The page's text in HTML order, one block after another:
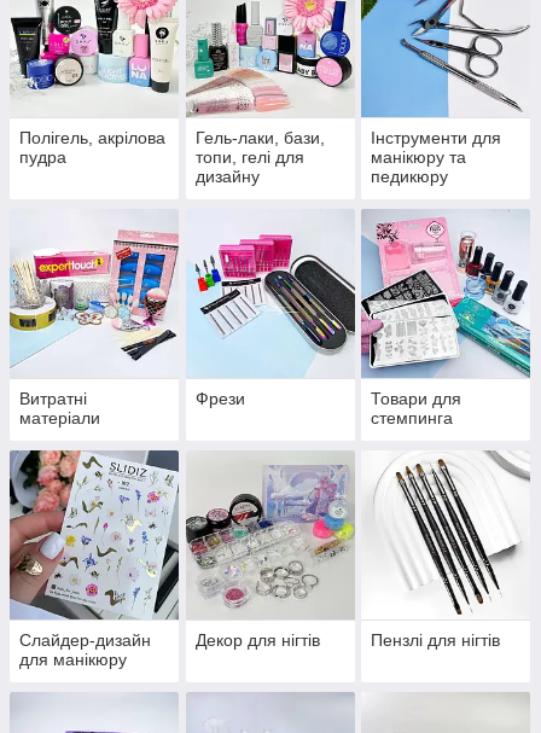
Полігель, акрілова
пудра
Гель-лаки, бази,
топи, гелі для
дизайну
Інструменти для
манікюру та
педикюру
Витратні
матеріали
Фрези
Товари для
стемпинга
Слайдер-дизайн
для манікюру
Декор для нігтів Пензлі для нігтів